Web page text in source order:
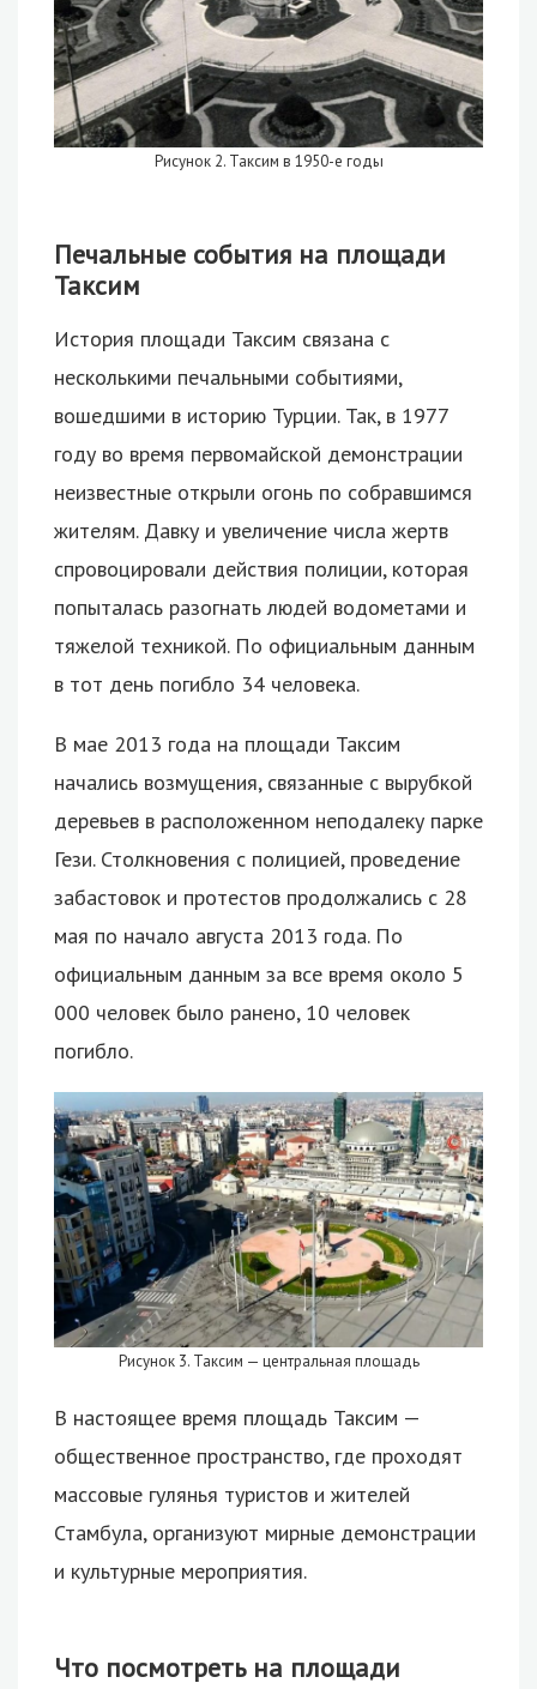
Рисунок 2. Таксим в 1950-е годы
Печальные события на площади
Таксим
История площади Таксим связана с
несколькими печальными событиями,
вошедшими в историю Турции. Так, в 1977
году во время первомайской демонстрации
неизвестные открыли огонь по собравшимся
жителям. Давку и увеличение числа жертв
спровоцировали действия полиции, которая
попыталась разогнать людей водометами и
тяжелой техникой. По официальным данным
в тот день погибло 34 человека.
В мае 2013 года на площади Таксим
начались возмущения, связанные с вырубкой
деревьев в расположенном неподалеку парке
Гези. Столкновения с полицией, проведение
забастовок и протестов продолжались с 28
мая по начало августа 2013 года. По
официальным данным за все время около 5
000 человек было ранено, 10 человек
погибло.
Рисунок 3. Таксим — центральная площадь
В настоящее время площадь Таксим —
общественное пространство, где проходят
массовые гулянья туристов и жителей
Стамбула, организуют мирные демонстрации
и культурные мероприятия.
Что посмотреть на площади